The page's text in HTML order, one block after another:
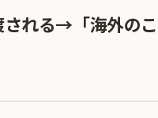
れる→「海外の